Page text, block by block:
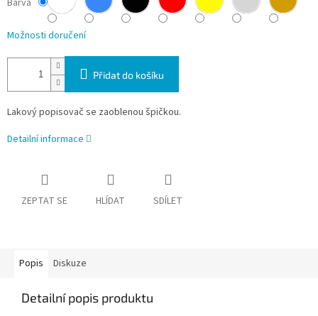
Barva
Možnosti doručení
Přidat do košíku
Lakový popisovač se zaoblenou špičkou.
Detailní informace
ZEPTAT SE HLÍDAT SDÍLET
Popis Diskuze
Detailní popis produktu